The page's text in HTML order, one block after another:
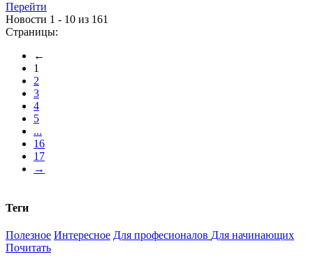
Перейти
Новости 1 - 10 из 161
Страницы:
←
1
2
3
4
5
...
16
17
→
Теги
Полезное Интересное Для професионалов Для начинающих
Почитать